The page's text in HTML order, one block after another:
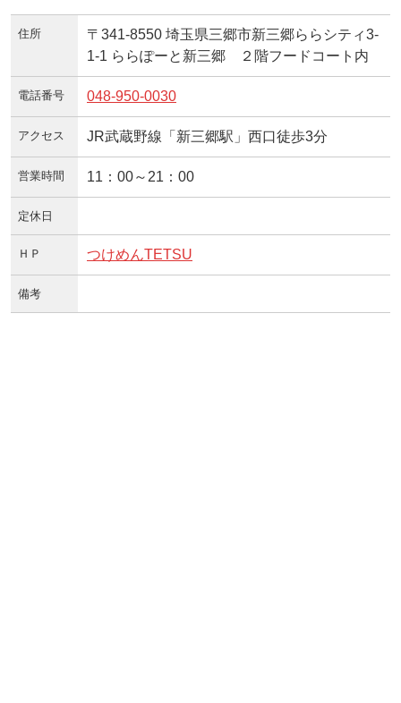
住所
〒341-8550 埼玉県三郷市新三郷ららシティ3-
1-1 ららぽーと新三郷 ２階フードコート内
電話番号 048-950-0030
アクセス JR武蔵野線「新三郷駅」西口徒歩3分
営業時間 11：00～21：00
定休日
ＨＰ つけめんTETSU
備考